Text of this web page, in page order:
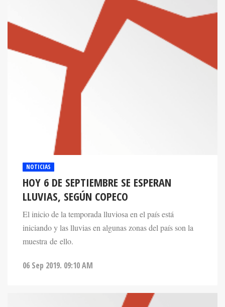
NOTICIAS
HOY 6 DE SEPTIEMBRE SE ESPERAN
LLUVIAS, SEGÚN COPECO
El inicio de la temporada lluviosa en el país está
iniciando y las lluvias en algunas zonas del país son la
muestra de ello.
06 Sep 2019. 09:10 AM